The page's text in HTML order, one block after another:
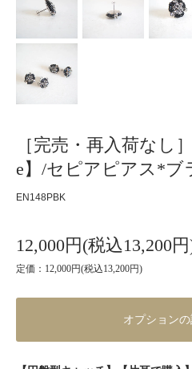
［完売・再入荷なし
e】/セピアピアス*ブ
EN148PBK
12,000円(税込13,200
定価：12,000円(税込13,200円)
オプション